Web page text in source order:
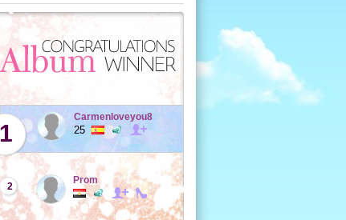
1
Carmenloveyou8
25
2
Prom